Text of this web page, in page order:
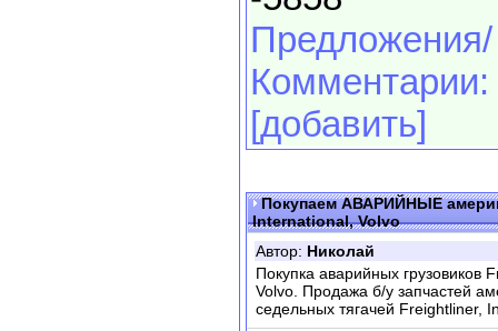
Предложения/
Комментарии:
[добавить]
Покупаем АВАРИЙНЫЕ
International, Volvo
Автор: Николай
Покупка аварийных грузовиков
Volvo. Продажа б/у запчастей
седельных тягачей Freightliner,